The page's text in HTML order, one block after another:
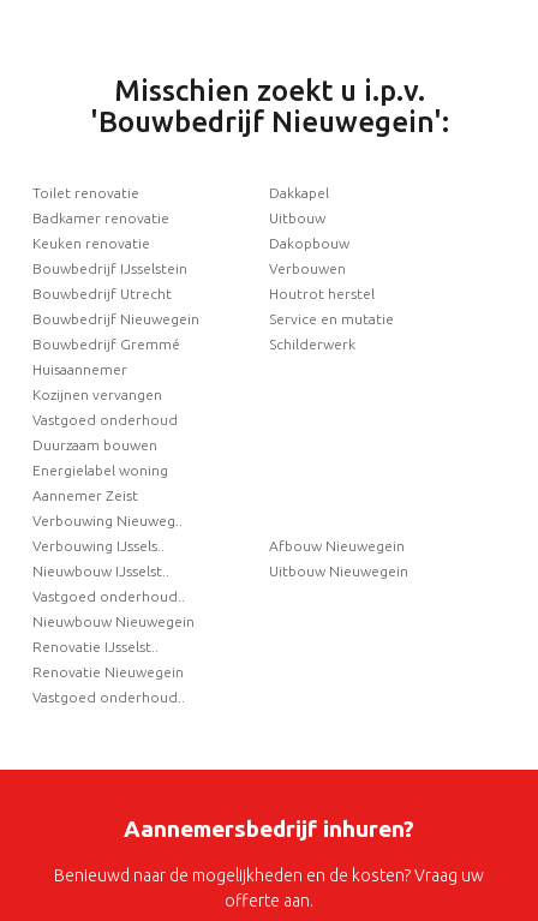
Misschien zoekt u i.p.v.
'Bouwbedrijf Nieuwegein':
Toilet renovatie
Badkamer renovatie
Keuken renovatie
Bouwbedrijf IJsselstein
Bouwbedrijf Utrecht
Bouwbedrijf Nieuwegein
Bouwbedrijf Gremmé
Dakkapel
Uitbouw
Dakopbouw
Verbouwen
Houtrot herstel
Service en mutatie
Schilderwerk
Huisaannemer
Kozijnen vervangen
Vastgoed onderhoud
Duurzaam bouwen
Energielabel woning
Aannemer Zeist
Verbouwing Nieuweg..
Verbouwing IJssels..
Nieuwbouw IJsselst..
Vastgoed onderhoud..
Nieuwbouw Nieuwegein
Renovatie IJsselst..
Renovatie Nieuwegein
Vastgoed onderhoud..
Afbouw Nieuwegein
Uitbouw Nieuwegein
Aannemersbedrijf inhuren?
Benieuwd naar de mogelijkheden en de kosten? Vraag uw
offerte aan.